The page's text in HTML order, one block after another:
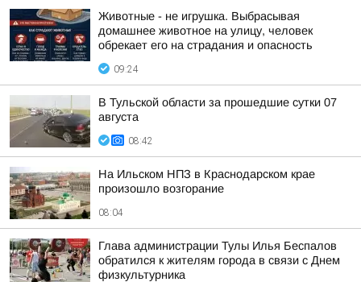
Животные - не игрушка. Выбрасывая
домашнее животное на улицу, человек
обрекает его на страдания и опасность
09:24
В Тульской области за прошедшие сутки 07
августа
08:42
На Ильском НПЗ в Краснодарском крае
произошло возгорание
08:04
Глава администрации Тулы Илья Беспалов
обратился к жителям города в связи с Днем
физкультурника